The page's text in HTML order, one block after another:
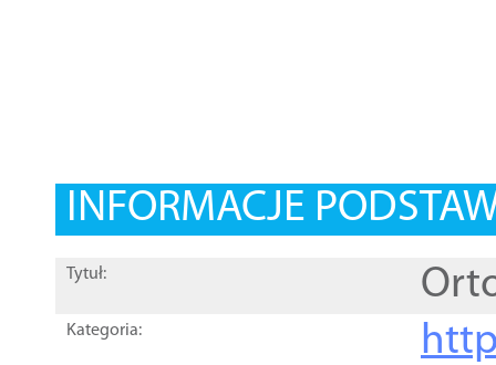
INFORMACJE
Tytuł:
Kategoria: